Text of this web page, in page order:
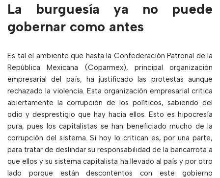
La burguesía ya no puede
gobernar como antes
Es tal el ambiente que hasta la Confederación Patronal de la
República Mexicana (Coparmex), principal organización
empresarial del país, ha justificado las protestas aunque
rechazado la violencia. Esta organización empresarial critica
abiertamente la corrupción de los políticos, sabiendo del
odio y desprestigio que hay hacia ellos. Esto es hipocresía
pura, pues los capitalistas se han beneficiado mucho de la
corrupción del sistema. Si hoy lo critican es, por una parte,
para tratar de deslindar su responsabilidad de la bancarrota a
que ellos y su sistema capitalista ha llevado al país y por otro
lado porque están descontentos con este gobierno